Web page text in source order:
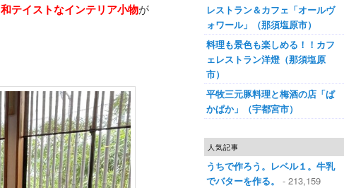
和テイストなインテリア小物が
レストラン＆カフェ「オールヴ
ォワール」（那須塩原市）
料理も景色も楽しめる！！カフ
ェレストラン洋燈（那須塩原
市）
平牧三元豚料理と梅酒の店「ぱ
かぱか」（宇都宮市）
人気記事
うちで作ろう。レベル１。牛乳
でバターを作る。
- 213,159